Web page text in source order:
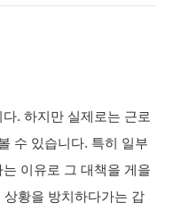
. 하지만 실제로는 근로
수 있습니다. 특히 일부
이유로 그 대책을 게을
황을 방치하다가는 갑